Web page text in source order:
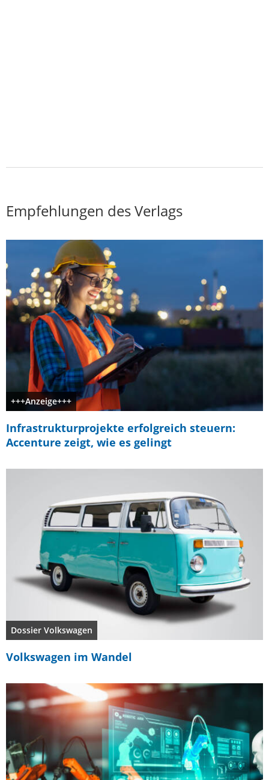
Empfehlungen des Verlags
+++Anzeige+++
Infrastrukturprojekte erfolgreich steuern:
Accenture zeigt, wie es gelingt
Dossier Volkswagen
Volkswagen im Wandel